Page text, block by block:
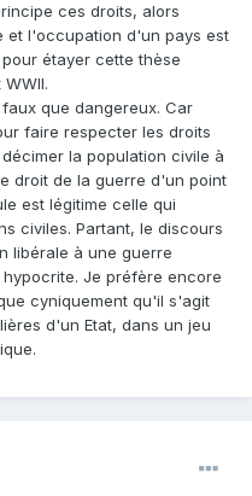
ces droits, alors
et l'occupation d'un pays est
étayer cette thèse
que dangereux. Car
faire respecter les droits
la population civile à
droit de la guerre d'un point
est légitime celle qui
civiles. Partant, le discours
libérale à une guerre
Je préfère encore
cyniquement qu'il s'agit
d'un Etat, dans un jeu